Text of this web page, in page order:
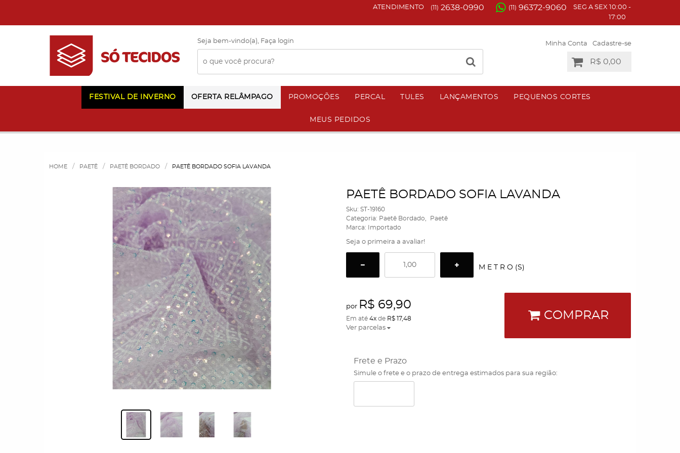
ATENDIMENTO (11) 2638-0990 (11) 96372-9060
SEG A SEX 10:00 -
17:00
Seja bem-vindo(a), Faça login Minha Conta Cadastre-se
R$ 0,00
FESTIVAL DE INVERNO OFERTA RELÂMPAGO PROMOÇÕES PERCAL TULES LANÇAMENTOS PEQUENOS CORTES
MEUS PEDIDOS
HOME PAETÊ PAETÊ BORDADO PAETÊ BORDADO SOFIA LAVANDA
PAETÊ BORDADO SOFIA LAVANDA
Sku: ST-19160
Categoria: Paetê Bordado
Paetê
Marca:
Importado
Seja o primeira a avaliar!
M E T R O (S)
por R$ 69,90
Em até 4xde R$ 17,48
Ver parcelas
COMPRAR
Frete e Prazo
Simule o frete e o prazo de entrega estimados para sua região: